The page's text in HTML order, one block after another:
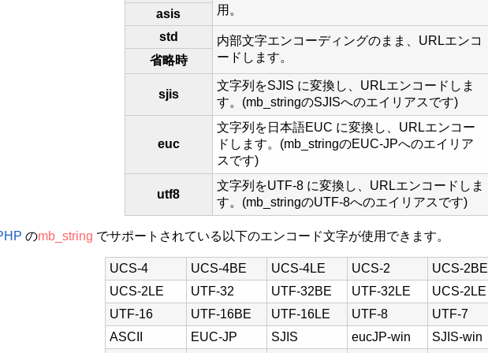
用。
asis
std
内部文字エンコーディングのまま、URLエンコ
ードします。
省略時
sjis
文字列をSJIS に変換し、URLエンコードしま
す。(mb_stringのSJISへのエイリアスです)
euc
文字列を日本語EUC に変換し、URLエンコー
ドします。(mb_stringのEUC-JPへのエイリア
スです)
utf8
文字列をUTF-8 に変換し、URLエンコードしま
す。(mb_stringのUTF-8へのエイリアスです)
のmb_string でサポートされている以下のエンコード文字が使用できます。
UCS-4 UCS-4BE UCS-4LE UCS-2
UCS-2BE
UCS-2LE
UTF-32 UTF-32BE UTF-32LE
UCS-2LE
UTF-16
UTF-16BE UTF-16LE UTF-8
UTF-7
ASCII
EUC-JP SJIS eucJP-win
SJIS-win